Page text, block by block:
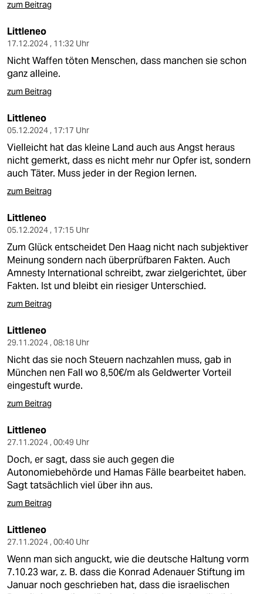
zum Beitrag
Littleneo
17.12.2024 , 11:32 Uhr
Nicht Waffen töten Menschen, dass manchen sie schon
ganz alleine.
zum Beitrag
Littleneo
05.12.2024 , 17:17 Uhr
Vielleicht hat das kleine Land auch aus Angst heraus
nicht gemerkt, dass es nicht mehr nur Opfer ist, sondern
auch Täter. Muss jeder in der Region lernen.
zum Beitrag
Littleneo
05.12.2024 , 17:15 Uhr
Zum Glück entscheidet Den Haag nicht nach subjektiver
Meinung sondern nach überprüfbaren Fakten. Auch
Amnesty International schreibt, zwar zielgerichtet, über
Fakten. Ist und bleibt ein riesiger Unterschied.
zum Beitrag
Littleneo
29.11.2024 , 08:18 Uhr
Nicht das sie noch Steuern nachzahlen muss, gab in
München nen Fall wo 8,50€/m als Geldwerter Vorteil
eingestuft wurde.
zum Beitrag
Littleneo
27.11.2024 , 00:49 Uhr
Doch, er sagt, dass sie auch gegen die
Autonomiebehörde und Hamas Fälle bearbeitet haben.
Sagt tatsächlich viel über ihn aus.
zum Beitrag
Littleneo
27.11.2024 , 00:40 Uhr
Wenn man sich anguckt, wie die deutsche Haltung vorm
7.10.23 war, z. B. dass die Konrad Adenauer Stiftung im
Januar noch geschrieben hat, dass die israelischen